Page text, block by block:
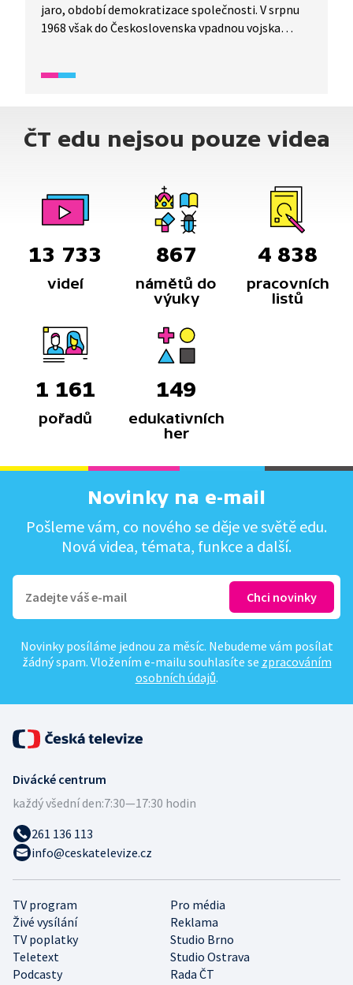
jaro, období demokratizace společnosti. V srpnu
1968 však do Československa vpadnou vojska
se seznámí s klíčovými událostmi a osobnostmi
ČT edu nejsou pouze videa
13 733
videí
867
námětů do
výuky
4 838
pracovních
listů
1 161
pořadů
149
edukativních
her
Novinky na e-mail
Pošleme vám, co nového se děje ve světě edu.
Nová videa, témata, funkce a další.
Novinky posíláme jednou za měsíc. Nebudeme vám posílat
žádný spam. Vložením e-mailu souhlasíte se zpracováním
osobních údajů.